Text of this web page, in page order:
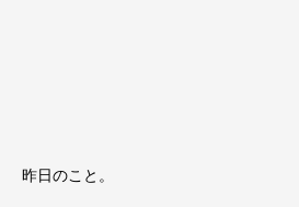
昨日のこと。